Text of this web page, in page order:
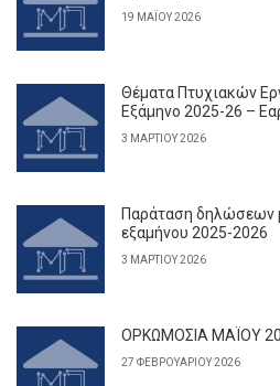
19 ΜΑΪ́ΟΥ 2026
Θέματα Πτυχιακών
Εξάμηνο 2025-26 –
3 ΜΑΡΤΊΟΥ 2026
Παράταση δηλώσεων
εξαμήνου 2025-2026
3 ΜΑΡΤΊΟΥ 2026
ΟΡΚΩΜΟΣΙΑ ΜΑΪΟΥ
27 ΦΕΒΡΟΥΑΡΊΟΥ 2026